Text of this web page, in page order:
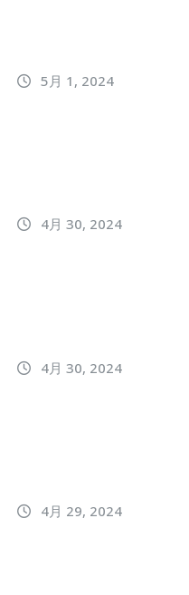
5月 1, 2024
4月 30, 2024
4月 30, 2024
4月 29, 2024